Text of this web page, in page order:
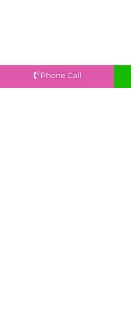
Phone Call